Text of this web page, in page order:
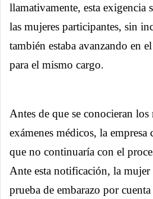
llamativamente, esta exigencia
las mujeres participantes, sin
también estaba avanzando en
para el mismo cargo.
Antes de que se conocieran los
exámenes médicos, la
que no continuaría con el
Ante esta notificación, la mujer
prueba de embarazo por